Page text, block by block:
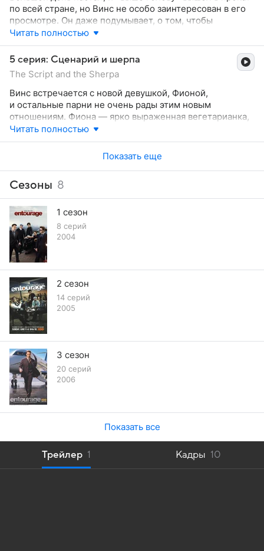
лишив их многомиллионного контракта.
на вечеринке, советует Эрику, не позволять Винсу
сходить с ума с Phantom'ом. Кажется, будто пульс
жизни новоявленной звезды замедляется, но он вновь
Теперь Эрику остается лишь придумать, как вернуть
Rolls.
по всей стране, но Винс не особо заинтересован в его
просмотре. Он даже подумывает, о том, чтобы
провести премьерный вечер, отрываясь со своими
друзьями. Следуя за ним, Эрик забивает на премьеру
и назначает свидание Эмили, а как только Винс узнает
об этом, и объявляет «вечер свиданий»- по выражению
Эрика.
Читать полностью
5 серия: Сценарий и шерпа
The Script and the Sherpa
Винс встречается с новой девушкой, Фионой,
и остальные парни не очень рады этим новым
отношениям. Фиона — ярко выраженная вегетарианка,
заставляющая Винса перестраивать свои привычки,
чтобы она была счастлива. Такая ситуация
не устраивает Черепаху, Эрика и Драму, которые видят
в ней потенциальную Йоко Оно, способную разрушить
они себе устроили.
Читать полностью
Показать еще
Сезоны 8
1 сезон
8 серий
2004
2 сезон
14 серий
2005
3 сезон
20 серий
2006
Показать все
Трейлер 1 Кадры 10